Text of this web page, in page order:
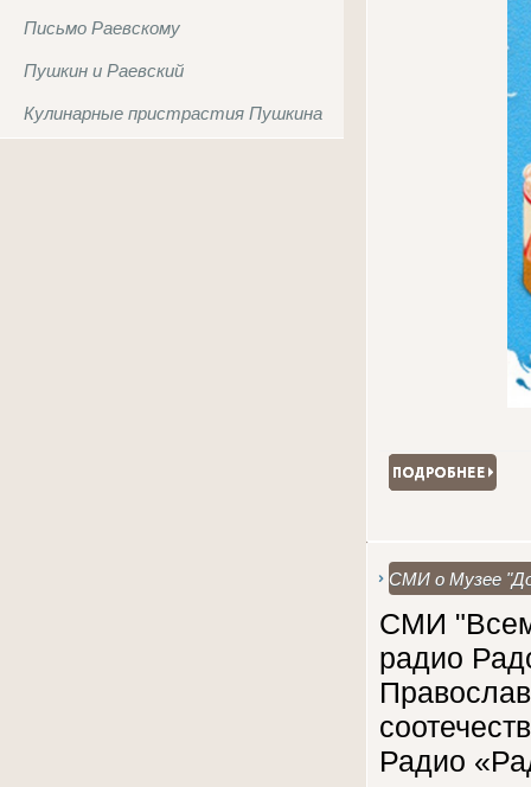
Письмо Раевскому
Пушкин и Раевский
Кулинарные пристрастия Пушкина
СМИ о Музее
СМИ
радио
Радио